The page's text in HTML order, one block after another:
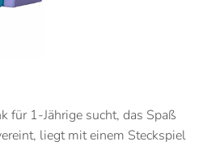
für 1-Jährige sucht, das Spaß
liegt mit einem Steckspiel